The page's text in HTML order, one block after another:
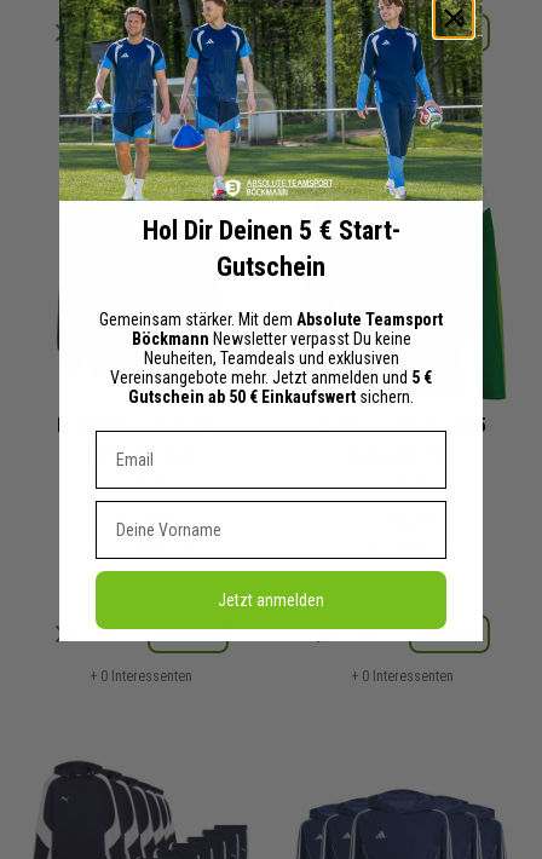
Details Merken
+ 0 Interessenten
Details Merken
+ 0 Interessenten
Hummel Go Fussball
Hoodie Hmllo
Kinder
17,97 €
Details Merken
+ 0 Interessenten
Erima Celebrate 125
Kinder
Details Merken
+ 0 Interessenten
Hol Dir Deinen 5 € Start-
Gutschein
Gemeinsam stärker. Mit dem Absolute Teamsport
Böckmann Newsletter verpasst Du keine
Neuheiten, Teamdeals und exklusiven
Vereinsangebote mehr. Jetzt anmelden und 5 €
Gutschein ab 50 € Einkaufswert sichern.
Dein E-mail Adresse
Vorname
Jetzt anmelden